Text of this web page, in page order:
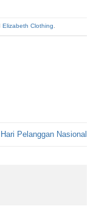
Elizabeth Clothing.
Hari Pelanggan Nasional